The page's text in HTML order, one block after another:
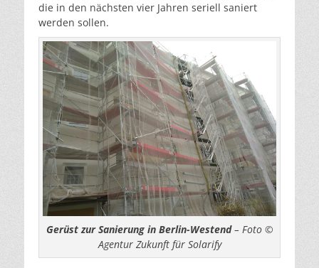
die in den nächsten vier Jahren seriell saniert
werden sollen.
Gerüst zur Sanierung in Berlin-Westend– Foto ©
Agentur Zukunft für Solarify